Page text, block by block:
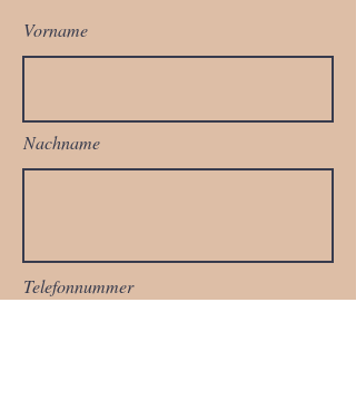
Vorname
Nachname
Telefonnummer